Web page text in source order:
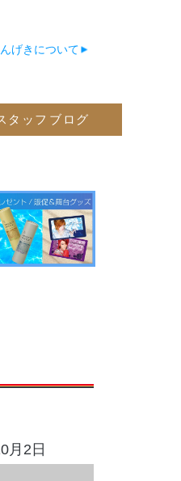
げきについて
タッフ ブログ
月2日